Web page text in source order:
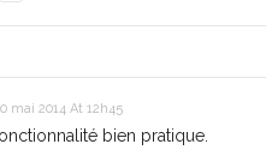
mai 2014 At 12h45
bien pratique.